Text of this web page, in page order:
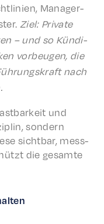
Manag­er-
Ziel: Private
– und so Kündi­
vorbeu­gen, die
nach
und
sondern
sicht­bar, mess­
die gesamte